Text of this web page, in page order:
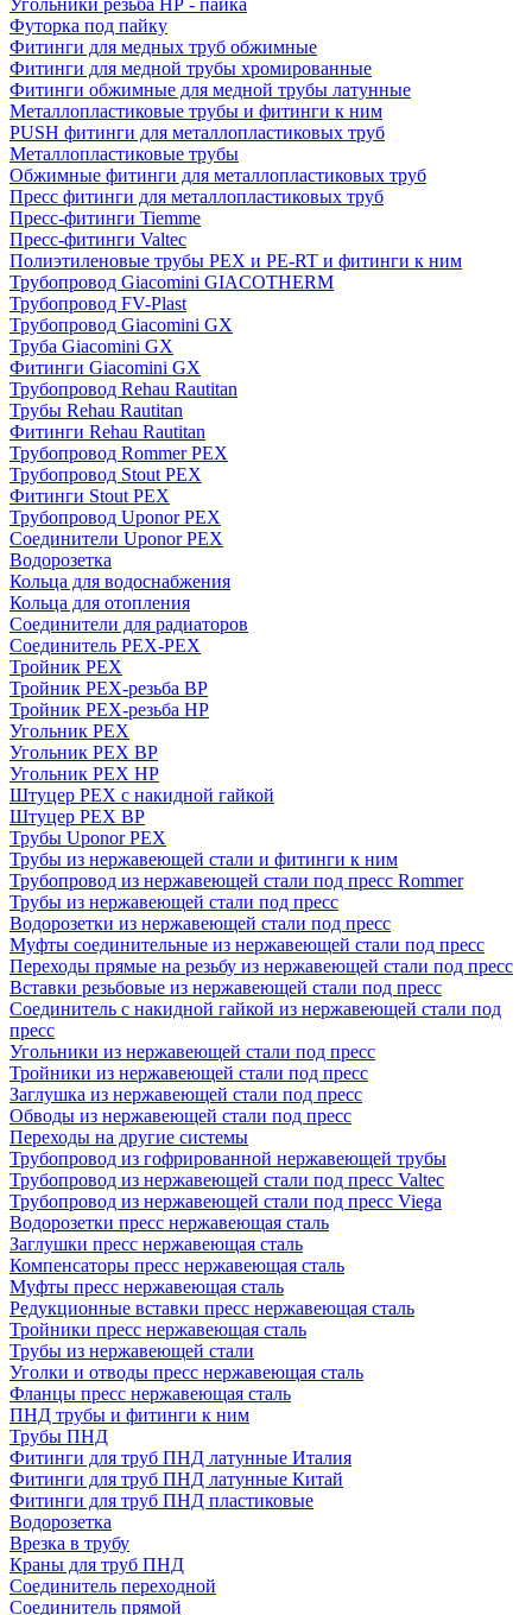
Футорка под пайку
Фитинги для медных труб обжимные
Фитинги для медной трубы хромированные
Фитинги обжимные для медной трубы латунные
Металлопластиковые трубы и фитинги к ним
PUSH фитинги для металлопластиковых труб
Металлопластиковые трубы
Обжимные фитинги для металлопластиковых труб
Пресс фитинги для металлопластиковых труб
Пресс-фитинги Tiemme
Пресс-фитинги Valtec
Полиэтиленовые трубы PEX и PE-RT и фитинги к ним
Трубопровод Giacomini GIACOTHERM
Трубопровод FV-Plast
Трубопровод Giacomini GX
Труба Giacomini GX
Фитинги Giacomini GX
Трубопровод Rehau Rautitan
Трубы Rehau Rautitan
Фитинги Rehau Rautitan
Трубопровод Rommer PEX
Трубопровод Stout PEX
Фитинги Stout PEX
Трубопровод Uponor PEX
Соединители Uponor PEX
Водорозетка
Кольца для водоснабжения
Кольца для отопления
Соединители для радиаторов
Соединитель PEX-PEX
Тройник PEX
Тройник PEX-резьба ВР
Тройник PEX-резьба НР
Угольник PEX
Угольник PEX ВР
Угольник PEX НР
Штуцер PEX c накидной гайкой
Штуцер PEX ВР
Трубы Uponor PEX
Трубы из нержавеющей стали и фитинги к ним
Трубопровод из нержавеющей стали под пресс Rommer
Трубы из нержавеющей стали под пресс
Водорозетки из нержавеющей стали под пресс
Муфты соединительные из нержавеющей стали под пресс
Переходы прямые на резьбу из нержавеющей стали под пресс
Вставки резьбовые из нержавеющей стали под пресс
Соединитель с накидной гайкой из нержавеющей стали под
пресс
Угольники из нержавеющей стали под пресс
Тройники из нержавеющей стали под пресс
Заглушка из нержавеющей стали под пресс
Обводы из нержавеющей стали под пресс
Переходы на другие системы
Трубопровод из гофрированной нержавеющей трубы
Трубопровод из нержавеющей стали под пресс Valtec
Трубопровод из нержавеющей стали под пресс Viega
Водорозетки пресс нержавеющая сталь
Заглушки пресс нержавеющая сталь
Компенсаторы пресс нержавеющая сталь
Муфты пресс нержавеющая сталь
Редукционные вставки пресс нержавеющая сталь
Тройники пресс нержавеющая сталь
Трубы из нержавеющей стали
Уголки и отводы пресс нержавеющая сталь
Фланцы пресс нержавеющая сталь
ПНД трубы и фитинги к ним
Трубы ПНД
Фитинги для труб ПНД латунные Италия
Фитинги для труб ПНД латунные Китай
Фитинги для труб ПНД пластиковые
Водорозетка
Врезка в трубу
Краны для труб ПНД
Соединитель переходной
Соединитель прямой